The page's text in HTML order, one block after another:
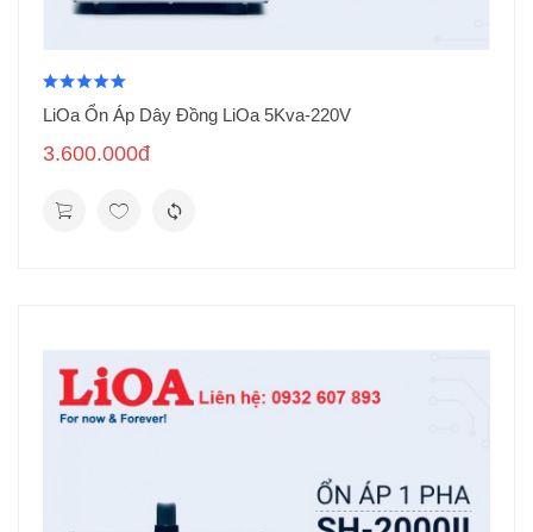
LiOa Ổn Áp Dây Đồng LiOa 5Kva-220V
3.600.000đ